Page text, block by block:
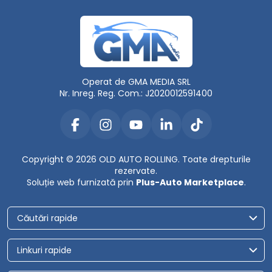
Operat de GMA MEDIA SRL
Nr. Inreg. Reg. Com.: J2020012591400
Copyright © 2026 OLD AUTO ROLLING. Toate drepturile
rezervate.
Soluție web furnizată prin Plus-Auto Marketplace.
Căutări rapide
Linkuri rapide